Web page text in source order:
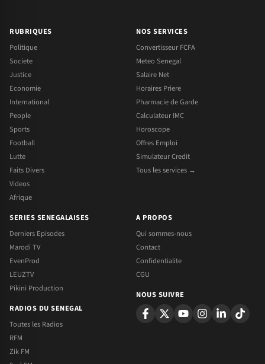
RUBRIQUES
Politique
Societe
Justice
Economie
International
People
Sports
Football
Lutte
Faits Divers
Videos
Afrique
NOS SERVICES
Convertisseur FCFA
Meteo Senegal
Salaire Net
Horaires Priere
Pharmacie de Garde
Calculateur IMC
Horoscope
Offres Emploi
Simulateur Credit
Tous les services →
SERIES SENEGALAISES
Derniers Episodes
Marodi TV
EvenProd
LEUZTV
Pikini Production
RADIOS DU SENEGAL
Toutes les Radios
RFM
Zik FM
A PROPOS
Qui sommes-nous
Contact
Confidentialite
CGU
NOUS SUIVRE